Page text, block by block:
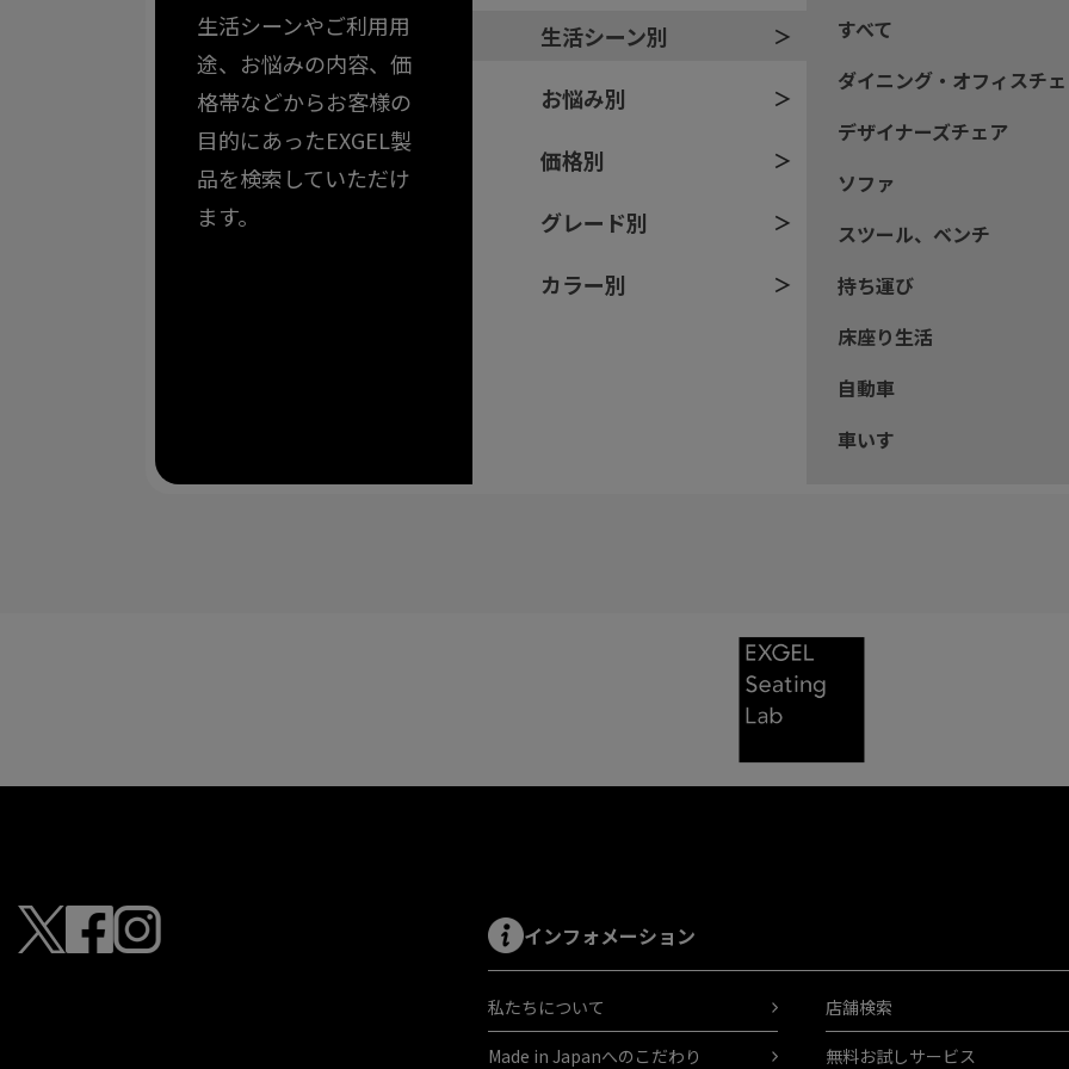
生活シーンやご利用用
途、お悩みの内容、価
格帯などからお客様の
目的にあったEXGEL製
品を検索していただけ
ます。
生活シーン別
お悩み別
価格別
グレード別
カラー別
すべて
ダイニング・オフィスチ
デザイナーズチェア
ソファ
スツール、ベンチ
持ち運び
床座り生活
自動車
車いす
インフォメーション
私たちについて
Made in Japanへのこだわり
店舗検索
無料お試しサービス